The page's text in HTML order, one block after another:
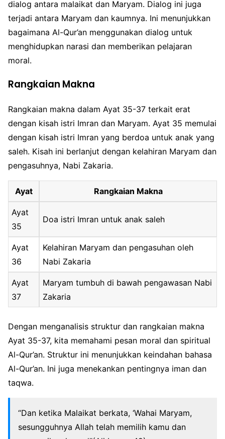
dialog antara malaikat dan Maryam. Dialog ini juga
terjadi antara Maryam dan kaumnya. Ini menunjukkan
bagaimana Al-Qur’an menggunakan dialog untuk
menghidupkan narasi dan memberikan pelajaran
moral.
Rangkaian Makna
Rangkaian makna dalam Ayat 35-37 terkait erat
dengan kisah istri Imran dan Maryam. Ayat 35 memulai
dengan kisah istri Imran yang berdoa untuk anak yang
saleh. Kisah ini berlanjut dengan kelahiran Maryam dan
pengasuhnya, Nabi Zakaria.
Ayat Rangkaian Makna
Ayat
35
Doa istri Imran untuk anak saleh
Ayat
36
Kelahiran Maryam dan pengasuhan oleh
Nabi Zakaria
Ayat
37
Maryam tumbuh di bawah pengawasan Nabi
Zakaria
Dengan menganalisis struktur dan rangkaian makna
Ayat 35-37, kita memahami pesan moral dan spiritual
Al-Qur’an. Struktur ini menunjukkan keindahan bahasa
Al-Qur’an. Ini juga menekankan pentingnya iman dan
taqwa.
“Dan ketika Malaikat berkata, ‘Wahai Maryam,
sesungguhnya Allah telah memilih kamu dan